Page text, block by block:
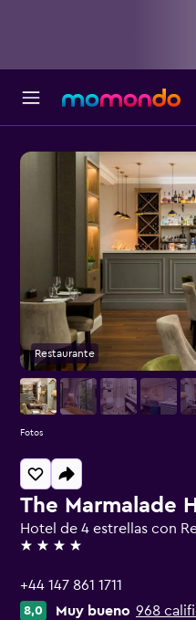
The Marmalade
Hotel de 4 estrellas con
4 estrellas
+44 147 861 1711
8,0 Muy bueno 968
Restaurante
Fotos